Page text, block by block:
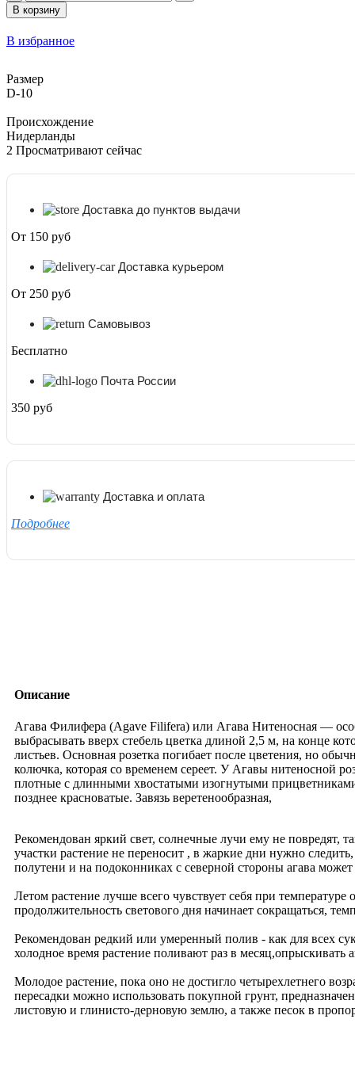
товара
Агава
Филифера
D-
В корзину
В избранное
Размер
D-10
Происхождение
Нидерланды
2 Просматривают сейчас
Доставка до пунктов выдачи
От 150 руб
Доставка курьером
От 250 руб
Самовывоз
Бесплатно
Почта России
350 руб
Доставка и оплата
Подробнее
Описание
Агава Филифера (Agave Filifera) или Агава Нитеносная —
выбрасывать вверх стебель цветка длиной 2,5 м, на конце
листьев. Основная розетка погибает после цветения, но
колючка, которая со временем сереет. У Агавы нитеносной
плотные с длинными хвостатыми изогнутыми
позднее красноватые. Завязь веретенообразная,
Рекомендован яркий свет, солнечные лучи ему не повредят,
участки растение не переносит , в жаркие дни нужно
полутени и на подоконниках с северной стороны агава
Летом растение лучше всего чувствует себя при
продолжительность светового дня начинает сокращаться,
Рекомендован редкий или умеренный полив - как для всех
холодное время растение поливают раз в месяц,опрыскивать
Молодое растение, пока оно не достигло четырехлетнего
пересадки можно использовать покупной грунт,
листовую и глинисто-дерновую землю, а также песок в